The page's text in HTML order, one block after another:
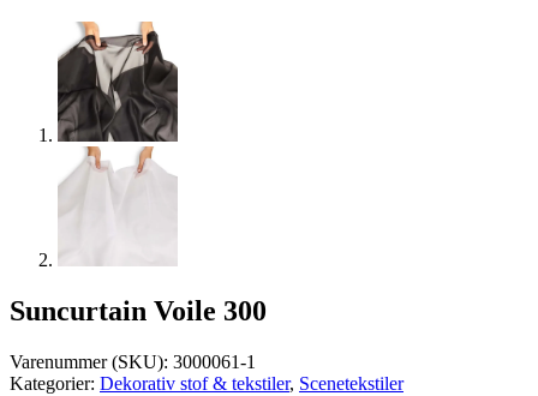
Suncurtain Voile 300
Varenummer (SKU): 3000061-1
Kategorier: Dekorativ stof & tekstiler, Scenetekstiler